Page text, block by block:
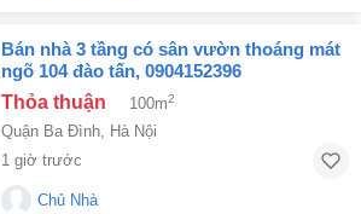
bán nhà 3 tầng có sân vườn thoáng mát
ngõ 104 đào tấn, 0904152396
Thỏa thuận 100m2
Quận Ba Đình Hà Nội
1 giờ trước
Chủ Nhà